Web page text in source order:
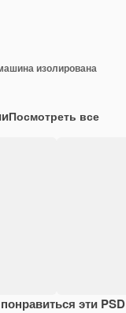
изолирована
Посмотреть все
эти PSD